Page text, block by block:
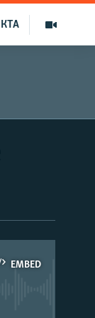
КТА
EMBED